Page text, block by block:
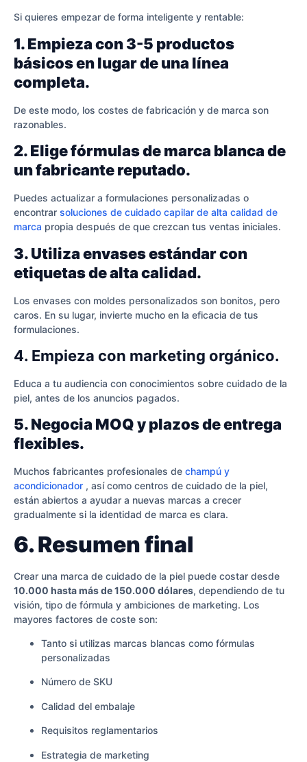
Si quieres empezar de forma inteligente y rentable:
1. Empieza con 3-5 productos
básicos en lugar de una línea
completa.
De este modo, los costes de fabricación y de marca son
razonables.
2. Elige fórmulas de marca blanca de
un fabricante reputado.
Puedes actualizar a formulaciones personalizadas o
encontrar soluciones de cuidado capilar de alta calidad de
marca propia después de que crezcan tus ventas iniciales.
3. Utiliza envases estándar con
etiquetas de alta calidad.
Los envases con moldes personalizados son bonitos, pero
caros. En su lugar, invierte mucho en la eficacia de tus
formulaciones.
4. Empieza con marketing orgánico.
Educa a tu audiencia con conocimientos sobre cuidado de la
piel, antes de los anuncios pagados.
5. Negocia MOQ y plazos de entrega
flexibles.
Muchos fabricantes profesionales de champú y
acondicionador , así como centros de cuidado de la piel,
están abiertos a ayudar a nuevas marcas a crecer
gradualmente si la identidad de marca es clara.
6. Resumen final
Crear una marca de cuidado de la piel puede costar desde
10.000 hasta más de 150.000 dólares, dependiendo de tu
visión, tipo de fórmula y ambiciones de marketing. Los
mayores factores de coste son:
Tanto si utilizas marcas blancas como fórmulas
personalizadas
Número de SKU
Calidad del embalaje
Requisitos reglamentarios
Estrategia de marketing